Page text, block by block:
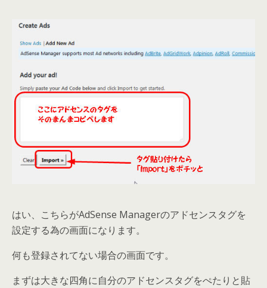
はい、こちらがAdSense Managerのアドセンスタグを
設定する為の画面になります。
何も登録されてない場合の画面です。
まずは大きな四角に自分のアドセンスタグをぺたりと貼